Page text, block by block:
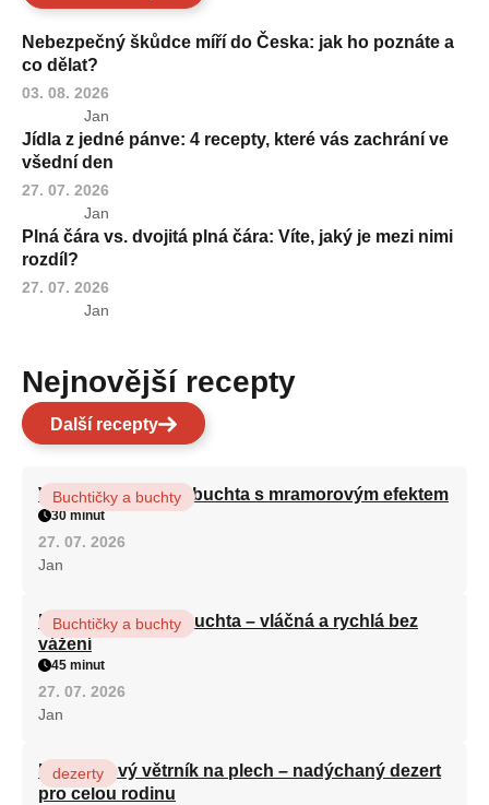
Nebezpečný škůdce míří do Česka: jak ho poznáte a
co dělat?
03. 08. 2026
Jan
Jídla z jedné pánve: 4 recepty, které vás zachrání ve
všední den
27. 07. 2026
Jan
Plná čára vs. dvojitá plná čára: Víte, jaký je mezi nimi
rozdíl?
27. 07. 2026
Jan
Nejnovější recepty
Další recepty
Vláčná olejová litá buchta s mramorovým efektem
Buchtičky a buchty
30 minut
27. 07. 2026
Jan
Hrnková maková buchta – vláčná a rychlá bez
vážení
Buchtičky a buchty
45 minut
27. 07. 2026
Jan
Karamelový větrník na plech – nadýchaný dezert
pro celou rodinu
dezerty